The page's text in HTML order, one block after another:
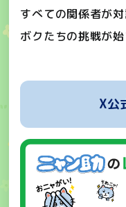
すべての関係者が
ボクたちの挑戦が始
X公